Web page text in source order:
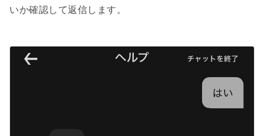
いか確認して返信します。